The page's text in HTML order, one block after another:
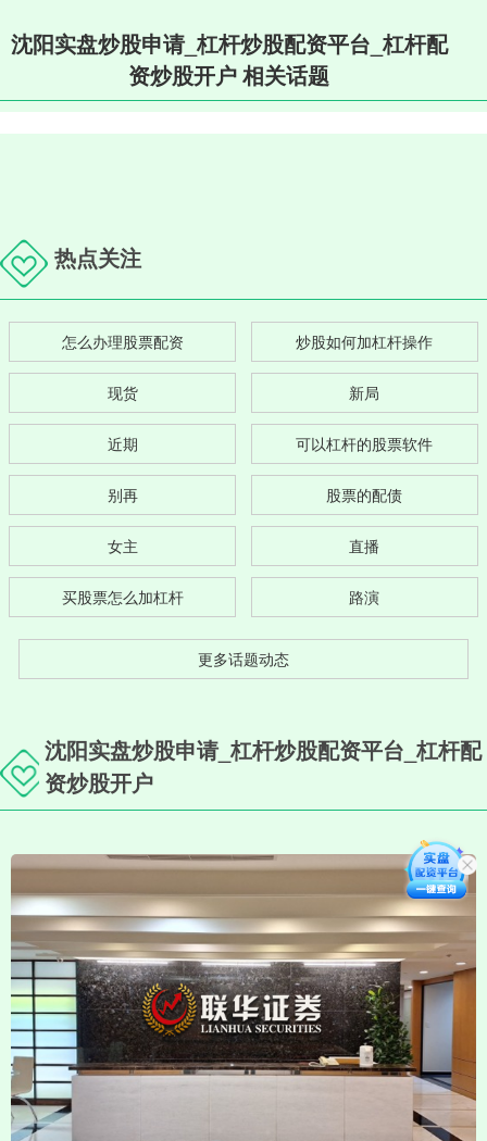
沈阳实盘炒股申请_杠杆炒股配资平台_杠杆配
资炒股开户 相关话题
热点关注
怎么办理股票配资 炒股如何加杠杆操作
现货 新局
近期 可以杠杆的股票软件
别再 股票的配债
女主 直播
买股票怎么加杠杆 路演
更多话题动态
沈阳实盘炒股申请_杠杆炒股配资平台_杠杆配
资炒股开户